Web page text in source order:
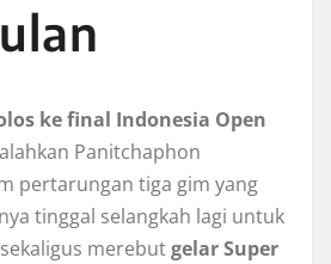
ke final Indonesia Open
Panitchaphon
pertarungan tiga gim yang
tinggal selangkah lagi untuk
merebutgelar Super